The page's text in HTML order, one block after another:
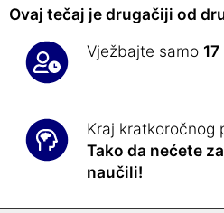
Ovaj tečaj je drugačiji od
Vježbajte samo
Kraj kratkoročnog
Tako da nećete
naučili!